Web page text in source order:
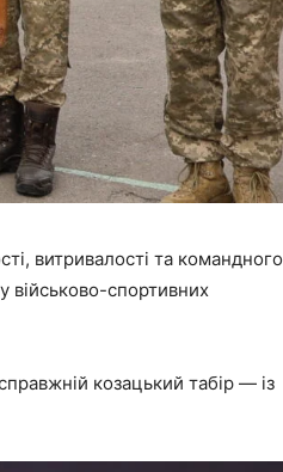
витривалості та командного
військово-спортивних
козацький табір — із